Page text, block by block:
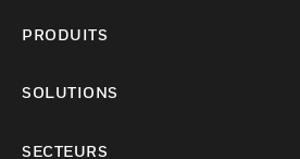
PRODUITS
SOLUTIONS
SECTEURS